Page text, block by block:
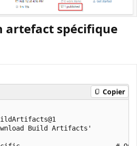
artefact spécifique
Copier
Build Artifacts'